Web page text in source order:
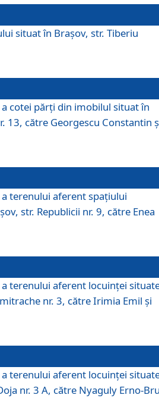
situat în Braşov, str. Tiberiu
cotei părţi din imobilul situat în
13, către Georgescu Constantin
terenului aferent spaţiului
str. Republicii nr. 9, către Enea
terenului aferent locuinţei
nr. 3, către Irimia Emil şi
terenului aferent locuinţei
nr. 3 A, către Nyaguly Erno-